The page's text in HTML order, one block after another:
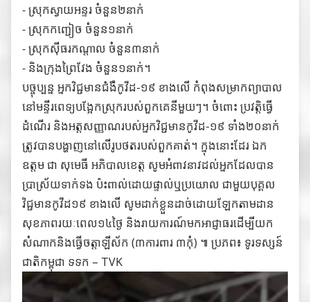
⁃ ស្រុកស្វាយអន្ទរ ចំនួន២នាក់
⁃ ស្រុកកញ្ជៀច ចំនួន១នាក់
⁃ ស្រុកសុីធរកណ្តាល ចំនួន៣នាក់
⁃ និងក្រុងព្រៃវែង ចំនួន១នាក់។
បច្ចុប្បន្ន អ្នកវិជ្ជមានជំងឺកូវីដ-១៩ ខាងលើ កំពុងសម្រាកព្យាបាល
នៅមន្ទីរពេទ្យបង្អែកស្រុករបស់ពួកគេនីមួយៗ។ ចំពោះ ប្រវត្តិធ្វើ
ដំណើរ និងអត្តសញ្ញាណរបស់អ្នកវិជ្ជមានកូវីដ-១៩ ទាំង២០នាក់
ត្រូវបានបង្ហាញនៅលើរូបថតរបស់ពួកគាត់។ ក្នុងនោះដែរ ឯក
ឧត្តម ជា សុមេធី អភិបាលខេត្ត សូមអំពាវនាវដល់អ្នកដែលបាន
ប្រាស្រ័យទាក់ទង ប៉ះពាល់ដោយផ្ទាល់ឬប្រយោល ជាមួយបុគ្គល
វិជ្ជមានកូវីដ១៩ ខាងលើ សូមដាក់ខ្លួនដាច់ដោយឡែកតាមដាន
សុខភាពរយៈពេល១៤ថ្ងៃ និងរាយការណ៍មកអាជ្ញាធរដើម្បីយក
សំណាកនិងធ្វើចត្តាឡីស័ក (៣ការពារ ៣កុំ) ៕ ប្រភព៖ ទូរទស្សន៍
ជាតិកម្ពុជា ទទក – TVK